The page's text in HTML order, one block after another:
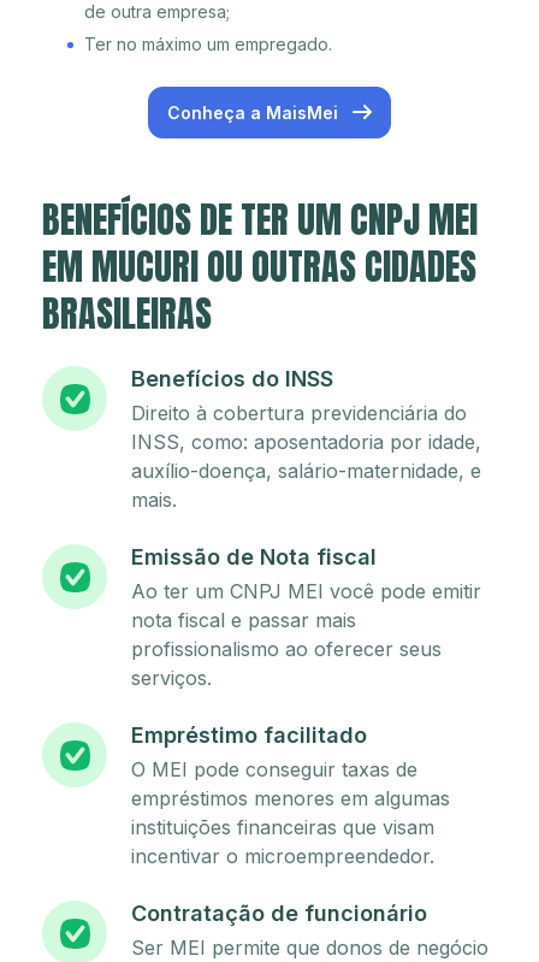
de outra empresa;
Ter no máximo um empregado.
Conheça a MaisMei
BENEFÍCIOS DE TER UM CNPJ MEI
EM MUCURI OU OUTRAS CIDADES
BRASILEIRAS
Benefícios do INSS
Direito à cobertura previdenciária do
INSS, como: aposentadoria por idade,
auxílio-doença, salário-maternidade, e
mais.
Emissão de Nota fiscal
Ao ter um CNPJ MEI você pode emitir
nota fiscal e passar mais
profissionalismo ao oferecer seus
serviços.
Empréstimo facilitado
O MEI pode conseguir taxas de
empréstimos menores em algumas
instituições financeiras que visam
incentivar o microempreendedor.
Contratação de funcionário
Ser MEI permite que donos de negócio